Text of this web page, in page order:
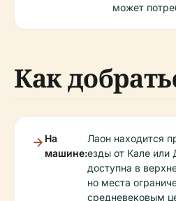
может
Как
На
машине:
Лаон находится
езды от Кале или
доступна в
но места
средневековым